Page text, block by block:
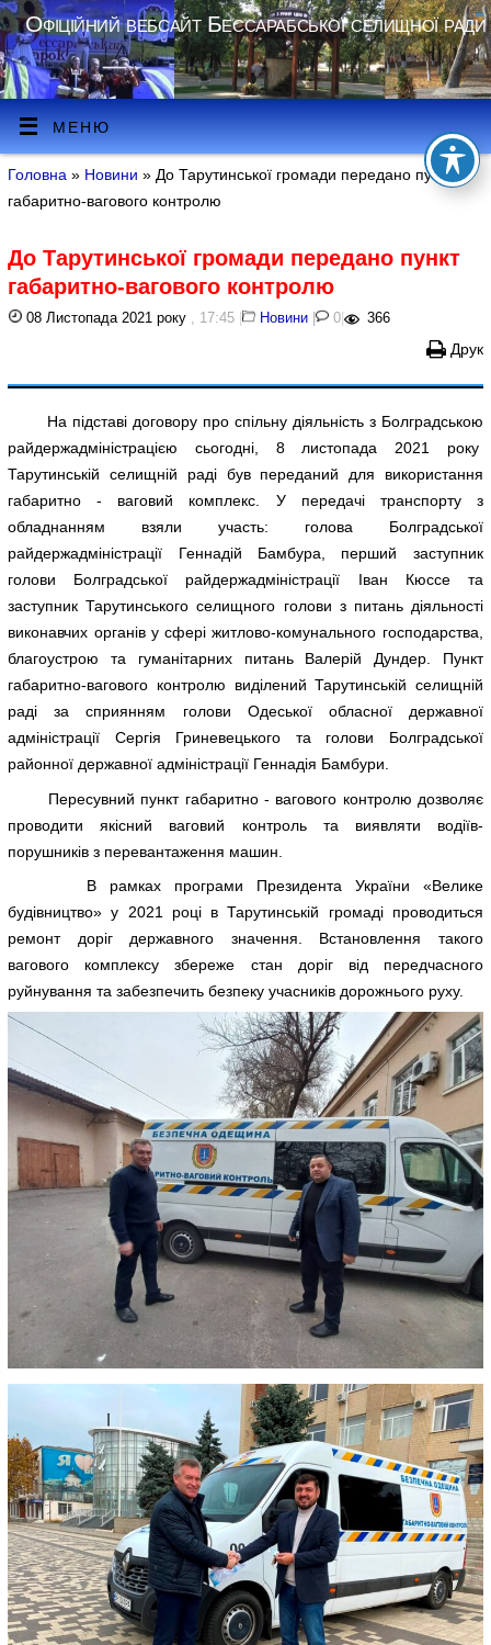
Офіційний вебсайт Бессарабської селищної ради
МЕНЮ
Головна » Новини » До Тарутинської громади передано пункт
габаритно-вагового контролю
До Тарутинської громади передано пункт
габаритно-вагового контролю
08 Листопада 2021 року , 17:45 | Новини | 0 | 366
Друк
На підставі договору про спільну діяльність з Болградською
райдержадміністрацією сьогодні, 8 листопада 2021 року
Тарутинській селищній раді був переданий для використання
габаритно - ваговий комплекс. У передачі транспорту з
обладнанням взяли участь: голова Болградської
райдержадміністрації Геннадій Бамбура, перший заступник
голови Болградської райдержадміністрації Іван Кюссе та
заступник Тарутинського селищного голови з питань діяльності
виконавчих органів у сфері житлово-комунального господарства,
благоустрою та гуманітарних питань Валерій Дундер. Пункт
габаритно-вагового контролю виділений Тарутинській селищній
раді за сприянням голови Одеської обласної державної
адміністрації Сергія Гриневецького та голови Болградської
районної державної адміністрації Геннадія Бамбури.
Пересувний пункт габаритно - вагового контролю дозволяє
проводити якісний ваговий контроль та виявляти водіїв-
порушників з перевантаження машин.
В рамках програми Президента України «Велике
будівництво» у 2021 році в Тарутинській громаді проводиться
ремонт доріг державного значення. Встановлення такого
вагового комплексу збереже стан доріг від передчасного
руйнування та забезпечить безпеку учасників дорожнього руху.